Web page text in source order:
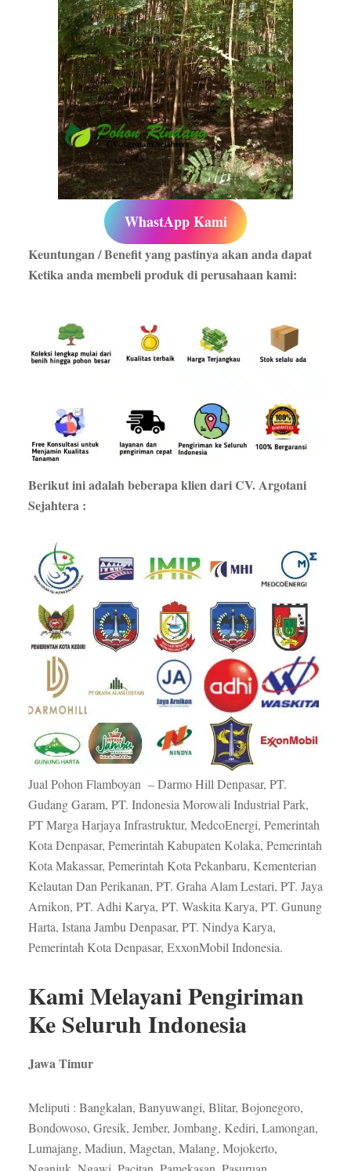
WhastApp Kami
Keuntungan / Benefit yang pastinya akan anda dapat
Ketika anda membeli produk di perusahaan kami:
Berikut ini adalah beberapa klien dari CV. Argotani
Sejahtera :
Jual Pohon Flamboyan – Darmo Hill Denpasar, PT.
Gudang Garam, PT. Indonesia Morowali Industrial Park,
PT Marga Harjaya Infrastruktur, MedcoEnergi, Pemerintah
Kota Denpasar, Pemerintah Kabupaten Kolaka, Pemerintah
Kota Makassar, Pemerintah Kota Pekanbaru, Kementerian
Kelautan Dan Perikanan, PT. Graha Alam Lestari, PT. Jaya
Arnikon, PT. Adhi Karya, PT. Waskita Karya, PT. Gunung
Harta, Istana Jambu Denpasar, PT. Nindya Karya,
Pemerintah Kota Denpasar, ExxonMobil Indonesia.
Kami Melayani Pengiriman
Ke Seluruh Indonesia
Jawa Timur
Meliputi : Bangkalan, Banyuwangi, Blitar, Bojonegoro,
Bondowoso, Gresik, Jember, Jombang, Kediri, Lamongan,
Lumajang, Madiun, Magetan, Malang, Mojokerto,